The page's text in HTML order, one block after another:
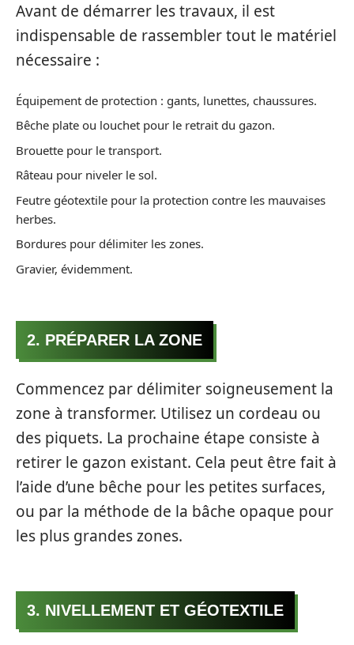
Avant de démarrer les travaux, il est
indispensable de rassembler tout le matériel
nécessaire :
Équipement de protection : gants, lunettes, chaussures.
Bêche plate ou louchet pour le retrait du gazon.
Brouette pour le transport.
Râteau pour niveler le sol.
Feutre géotextile pour la protection contre les mauvaises
herbes.
Bordures pour délimiter les zones.
Gravier, évidemment.
2. PRÉPARER LA ZONE
Commencez par délimiter soigneusement la
zone à transformer. Utilisez un cordeau ou
des piquets. La prochaine étape consiste à
retirer le gazon existant. Cela peut être fait à
l’aide d’une bêche pour les petites surfaces,
ou par la méthode de la bâche opaque pour
les plus grandes zones.
3. NIVELLEMENT ET GÉOTEXTILE